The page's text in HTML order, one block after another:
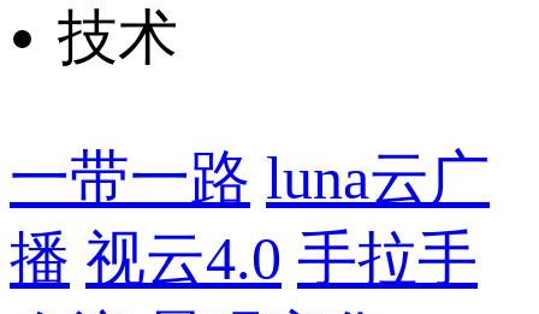
技术
一带一路 luna云广
播 视云4.0 手拉手